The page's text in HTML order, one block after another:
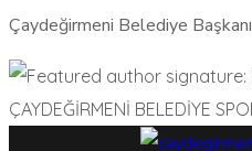
Çaydeğirmeni Belediye Başkanı